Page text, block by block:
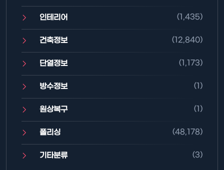
인테리어 (1,435)
건축정보 (12,840)
단열정보 (1,173)
방수정보 (1)
원상복구 (1)
폴리싱 (48,178)
기타분류 (3)